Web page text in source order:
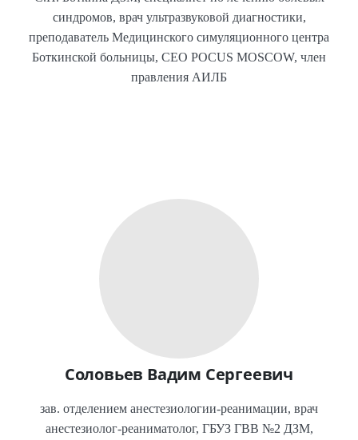
синдромов, врач ультразвуковой диагностики,
преподаватель Медицинского симуляционного центра
Боткинской больницы, CEO POCUS MOSCOW, член
правления АИЛБ
Соловьев Вадим Сергеевич
зав. отделением анестезиологии-реанимации, врач
анестезиолог-реаниматолог, ГБУЗ ГВВ №2 ДЗМ,